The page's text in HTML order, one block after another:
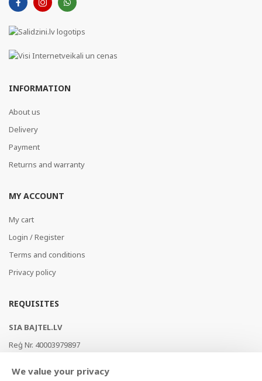
INFORMATION
About us
Delivery
Payment
Returns and warranty
MY ACCOUNT
My cart
Login / Register
Terms and conditions
Privacy policy
REQUISITES
SIA BAJTEL.LV
Reģ Nr. 40003979897
We value your privacy